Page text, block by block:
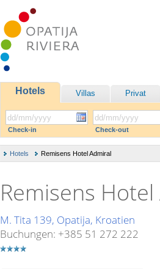
Hotels Villas Privat
Check-in Check-out
Hotels Remisens Hotel Admiral
Remisens
M. Tita 139, Opatija, Kroatien
Buchungen: +385 51 272 222